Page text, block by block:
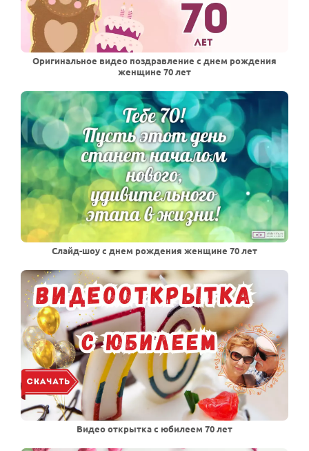
Оригинальное видео поздравление с днем рождения
женщине 70 лет
Слайд-шоу с днем рождения женщине 70 лет
Видео открытка с юбилеем 70 лет